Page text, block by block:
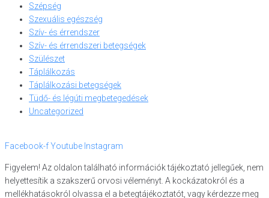
Szépség
Szexuális egészség
Szív- és érrendszer
Szív- és érrendszeri betegségek
Szülészet
Táplálkozás
Táplálkozási betegségek
Tüdő- és légúti megbetegedések
Uncategorized
Facebook-fYoutube Instagram
Figyelem! Az oldalon található információk tájékoztató jellegűek, nem
helyettesítik a szakszerű orvosi véleményt. A kockázatokról és a
mellékhatásokról olvassa el a betegtájékoztatót, vagy kérdezze meg